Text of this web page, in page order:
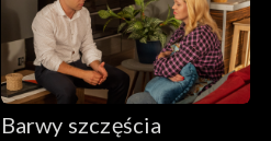
Barwy szczęścia